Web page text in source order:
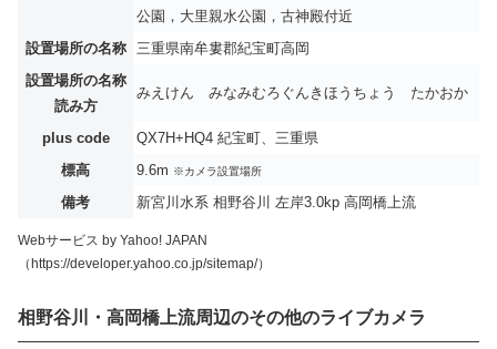
公園，大里親水公園，古神殿付近
設置場所の名称
三重県南牟婁郡紀宝町高岡
設置場所の名称
読み方
みえけん みなみむろぐんきほうちょう たかおか
plus code
QX7H+HQ4 紀宝町、三重県
標高
9.6m ※カメラ設置場所
備考 新宮川水系 相野谷川 左岸3.0kp 高岡橋上流
Webサービス by Yahoo! JAPAN
（https://developer.yahoo.co.jp/sitemap/）
相野谷川・高岡橋上流周辺のその他のライブカメラ